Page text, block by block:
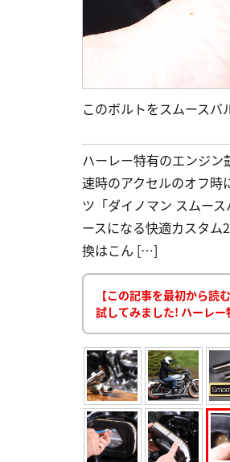
このボルトをスムースバ
ハーレー特有のエンジ
速時のアクセルのオフ時
ツ「ダイノマン スムー
ースになる快適カスタ
換はこん […]
【この記事を最初から読む
試してみました! ハーレー